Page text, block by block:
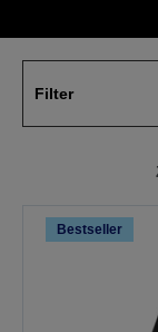
Filter
Bestseller